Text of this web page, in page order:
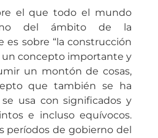
el que todo el mundo
del ámbito de la
es sobre “la construcción
un concepto importante y
un montón de cosas,
que también se ha
usa con significados y
e incluso equívocos.
períodos de gobierno del